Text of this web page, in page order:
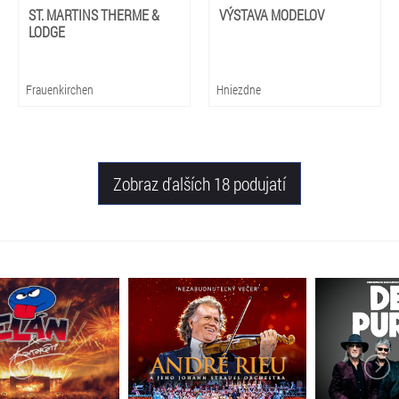
ST. MARTINS THERME &
LODGE
Frauenkirchen
VÝSTAVA MODELOV
Hniezdne
Zobraz ďalších 18 podujatí